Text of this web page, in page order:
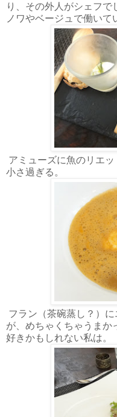
り、その外人がシェフ
ノワやベージュで働いて
アミューズに魚のリエ
小さ過ぎる。
フラン（茶碗蒸し？）
が、めちゃくちゃうまか
好きかもしれない私は。